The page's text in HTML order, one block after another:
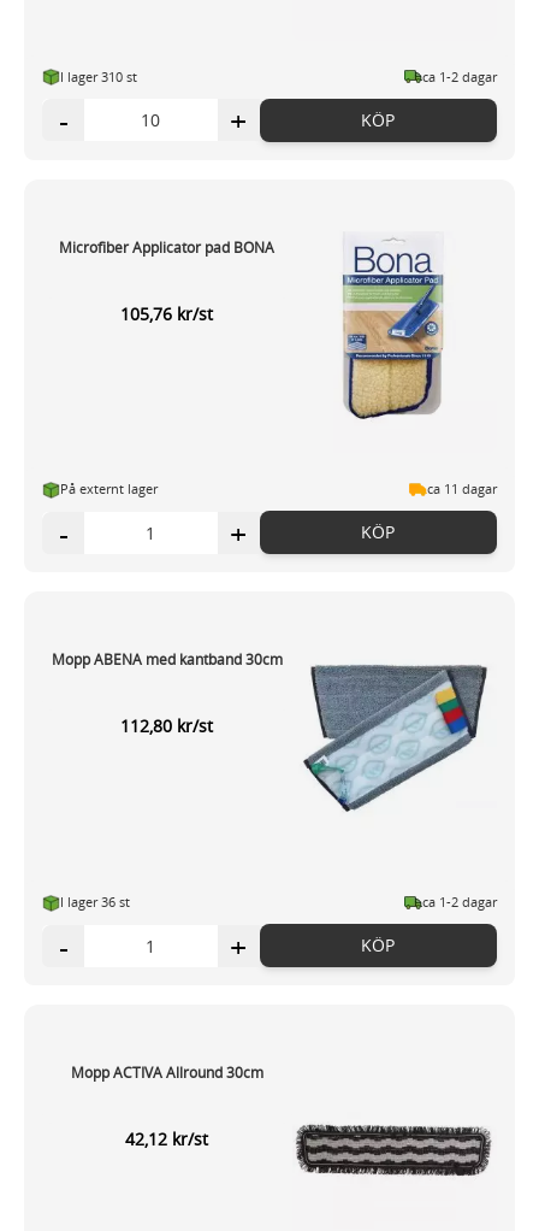
I lager 310 st ca 1-2 dagar
- + KÖP
Microfiber Applicator pad BONA
105,76 kr/st
På externt lager ca 11 dagar
- + KÖP
Mopp ABENA med kantband 30cm
112,80 kr/st
I lager 36 st ca 1-2 dagar
- + KÖP
Mopp ACTIVA Allround 30cm
42,12 kr/st